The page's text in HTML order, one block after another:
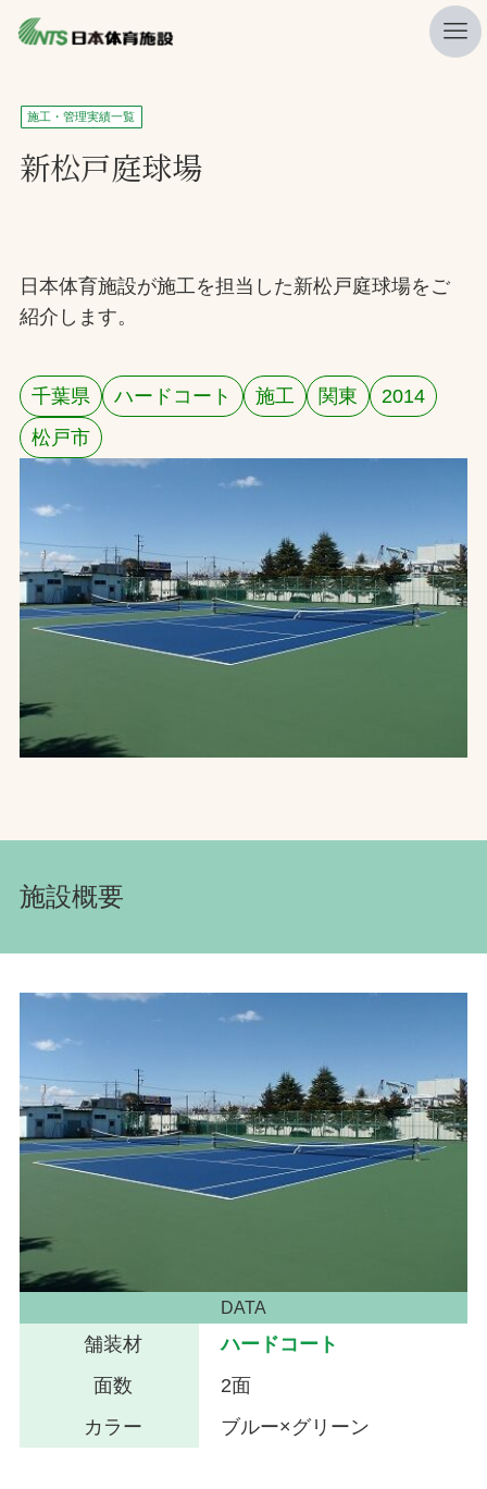
私たちの強み
ニュース
製品・サービス一覧
施工・管理実績一覧
採用情報
お取引先の皆様へ
プライバシーポリシー
文字の見えづらさや操作にお困りの方へ
施工・管理実績一覧
新松戸庭球場
日本体育施設が施工を担当した新松戸庭球場をご
紹介します。
千葉県 ハードコート 施工 関東
2014
松戸市
施設概要
DATA
舗装材
ハードコート
面数
2面
カラー
ブルー×グリーン